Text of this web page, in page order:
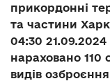
прикордонні
та частини
04:30
нараховано 110
видів